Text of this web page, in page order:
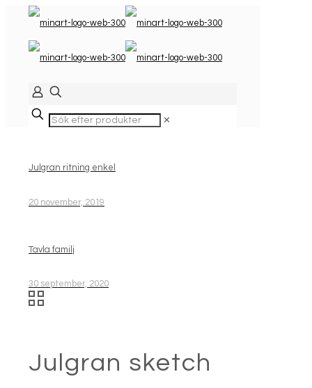
✕
Julgran ritning enkel
20 november, 2019
Tavla familj
30 september, 2020
Julgran sketch